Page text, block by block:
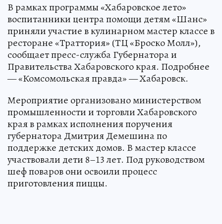
В рамках программы «Хабаровское лето»
воспитанники центра помощи детям «Шанс»
приняли участие в кулинарном мастер классе в
ресторане «Траттория» (ТЦ «Броско Молл»),
сообщает пресс-служба Губернатора и
Правительства Хабаровского края. Подробнее
— «Комсомольская правда» — Хабаровск.
Мероприятие организовано министерством
промышленности и торговли Хабаровского
края в рамках исполнения поручения
губернатора Дмитрия Демешина по
поддержке детских домов. В мастер классе
участвовали дети 8–13 лет. Под руководством
шеф поваров они освоили процесс
приготовления пиццы.